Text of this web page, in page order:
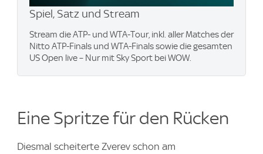
Spiel, Satz und Stream
Stream die ATP- und WTA-Tour, inkl. aller Matches der
Nitto ATP-Finals und WTA-Finals sowie die gesamten
US Open live – Nur mit Sky Sport bei WOW.
Eine Spritze für den Rücken
Diesmal scheiterte Zverev schon am